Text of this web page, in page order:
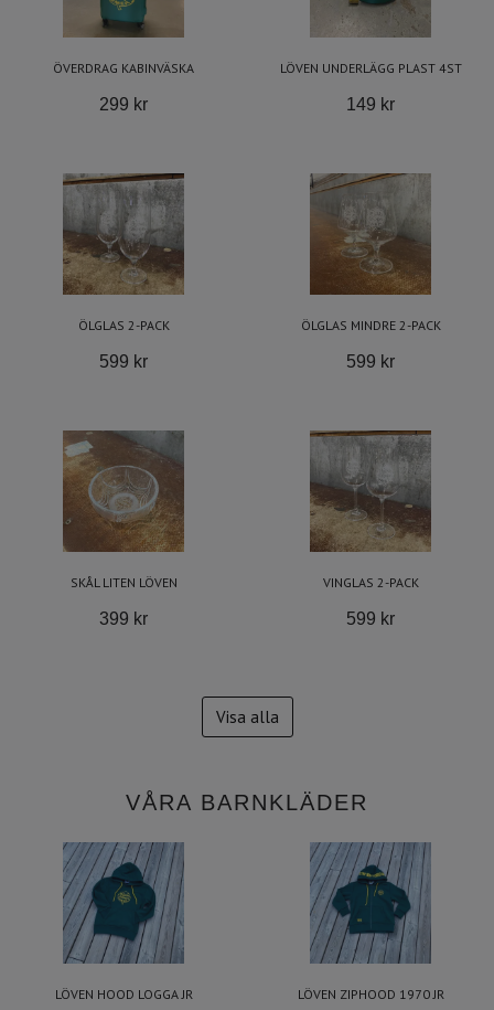
ÖVERDRAG KABINVÄSKA
299 kr
LÖVEN UNDERLÄGG PLAST 4ST
149 kr
ÖLGLAS 2-PACK
599 kr
ÖLGLAS MINDRE 2-PACK
599 kr
SKÅL LITEN LÖVEN
399 kr
VINGLAS 2-PACK
599 kr
Visa alla
VÅRA BARNKLÄDER
LÖVEN HOOD LOGGA JR LÖVEN ZIPHOOD 1970 JR